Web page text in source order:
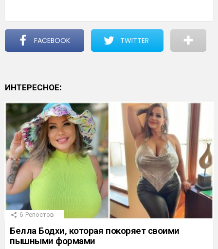
FACEBOOK TWITTER
ИНТЕРЕСНОЕ:
6 Репостов
Белла Бодхи, которая покоряет своими
пышными формами